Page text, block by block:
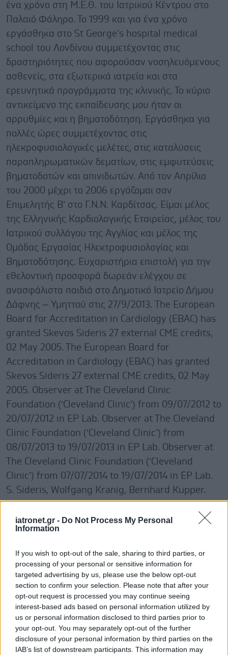
iatronet.gr - Do Not Process My Personal
Information
If you wish to opt-out of the sale, sharing to third parties, or
processing of your personal or sensitive information for
targeted advertising by us, please use the below opt-out
section to confirm your selection. Please note that after your
opt-out request is processed you may continue seeing
interest-based ads based on personal information utilized by
us or personal information disclosed to third parties prior to
your opt-out. You may separately opt-out of the further
disclosure of your personal information by third parties on the
IAB’s list of downstream participants. This information may
ένα χρόνο στη Μ.Ε.Θ. του Ιατρικού Κέντρου στο
Παλαιό Φάληρο. Το 1999 και για ένα χρόνο
εργάσθηκα στο St George’s hospital medical
school του Λονδίνου συμμετέχοντας στις
δραστηριότητες που αφορούσαν νοσηλευόμενους
ασθενείς, στα εξωτερικά ιατρεία και στα
ερευνητικά προγράμματα της κλινικής. Το κύριο
αντικείμενο της εκπαίδευσης μου ήταν οι
αρρυθμίες και η βηματοδότηση. Εργάσθηκα για
πολλές ώρες συμμετέχοντας στις
ηλεκροφυσιολογικές μελέτες, στις καταλύσεις
παραπληρωματικών δεματίων, στις εμφυτεύσεις
βηματοδοτών και απινιδωτών. Από τον Απρίλιο
του 2000 μέχρι το 2006 εργάζομαι σαν
Επιμελητής Β’ στο Γ.Ν.Ν. Καρδίτσας. Είμαι μέλος
της Ελληνικής Καρδιολογικής Εταιρείας, μέλος του
Ιατρικού συλλόγου της Αγγλίας και μέλος της
Ομάδας Εργασίας Ηλεκτροφυσιολογίας και
Βηματοδότησης. Ευχαριστήρια επιστολή για την
εθελοντική προσφορά δωρεάν ελέγχου σε
ανασφάλιστα παιδιά στο Δημοτικό Ιατρείο Δήμου
Δάφνης – Υμηττού στις 27/9/2013. The European
Board for Accreditation in Cardiology (EBAC) has
granted Skevos Sideris 27 external CME credits,
02 May 2005. The European Board for
Accreditation in Cardiology (EBAC) has granted
Skevos Sideris 27 external CME credits, 02 May
2005. Observer at The Cleveland Clinic
Foundation (‘Cleveland Clinic’) from 09/07/2012 to
20/07/2012 in EP Lab. Observer at The Cleveland
Clinic Foundation (‘Cleveland Clinic’) from
08/07/2013 to 19/07/2013 in EP Lab. Observer at
The Cleveland Clinic Foundation (‘Cleveland
Clinic’) from 07/07/2014 to 19/07/2014 in EP Lab.
S. Sideris, Wolfgang Kranig, Bernhard Kupper.
Participation in a CTR Implant Hands on
workshop at the Elisabeth-Hospital, Essen;
Schuchtermannklinik, Bad Rothenfelde and
September 24th to 28th 2007. S. Sideris, Antonio
Curnis, Maria Grazia Bongiorni. Participation in a
CTR Implant Hands on workshop at the Spedali
Civili, Brescia, Italy and at the Ospedale Cisanello,
Pisa, Italy from July 7th to 11th 2008. Skevos
Sideris, John Foran. Observer at Royal Brompton
Hospital, London from July 27th to 31 2009. S.